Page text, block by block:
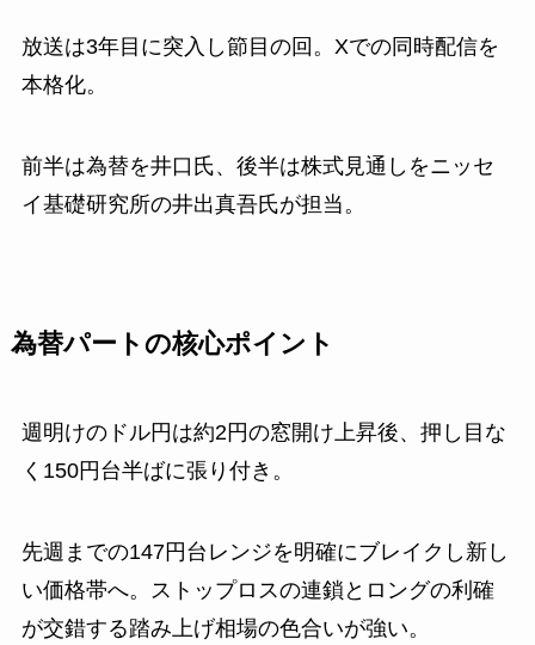
放送は3年目に突入し節目の回。Xでの同時配信を
本格化。
前半は為替を井口氏、後半は株式見通しをニッセ
イ基礎研究所の井出真吾氏が担当。
為替パートの核心ポイント
週明けのドル円は約2円の窓開け上昇後、押し目な
く150円台半ばに張り付き。
先週までの147円台レンジを明確にブレイクし新し
い価格帯へ。ストップロスの連鎖とロングの利確
が交錯する踏み上げ相場の色合いが強い。